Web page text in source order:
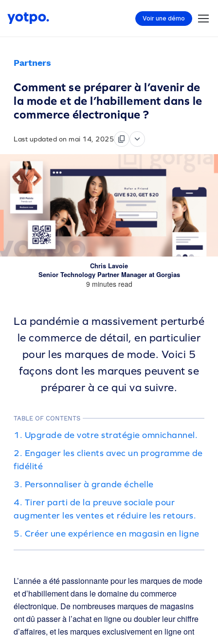
Voir une démo
Partners
Comment se préparer à l’avenir de
la mode et de l’habillement dans le
commerce électronique ?
Last updated on mai 14, 2025
Chris Lavoie
Senior Technology Partner Manager at Gorgias
9 minutes read
La pandémie a massivement perturbé
le commerce de détail, en particulier
pour les marques de mode. Voici 5
façons dont les marques peuvent se
préparer à ce qui va suivre.
TABLE OF CONTENTS
1. Upgrade de votre stratégie omnichannel.
2. Engager les clients avec un programme de
fidélité
3. Personnaliser à grande échelle
4. Tirer parti de la preuve sociale pour
augmenter les ventes et réduire les retours.
5. Créer une expérience en magasin en ligne
L’année a été passionnante pour les marques de mode
et d’habillement dans le domaine du commerce
électronique. De nombreuses marques de magasins
ont dû passer à l’achat en ligne ou doubler leur chiffre
d’affaires, et les marques exclusivement en ligne ont